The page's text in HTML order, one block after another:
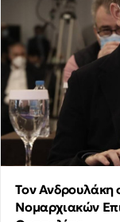
Τον Ανδρουλάκη
Νομαρχιακών